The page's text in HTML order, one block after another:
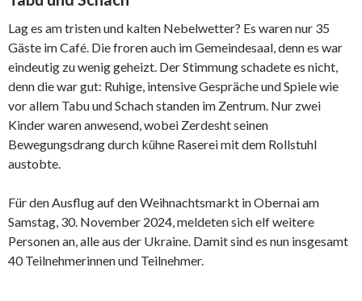
Lag es am tristen und kalten Nebelwetter? Es waren nur 35
Gäste im Café. Die froren auch im Gemeindesaal, denn es war
eindeutig zu wenig geheizt. Der Stimmung schadete es nicht,
denn die war gut: Ruhige, intensive Gespräche und Spiele wie
vor allem Tabu und Schach standen im Zentrum. Nur zwei
Kinder waren anwesend, wobei Zerdesht seinen
Bewegungsdrang durch kühne Raserei mit dem Rollstuhl
austobte.
Für den Ausflug auf den Weihnachtsmarkt in Obernai am
Samstag, 30. November 2024, meldeten sich elf weitere
Personen an, alle aus der Ukraine. Damit sind es nun insgesamt
40 Teilnehmerinnen und Teilnehmer.